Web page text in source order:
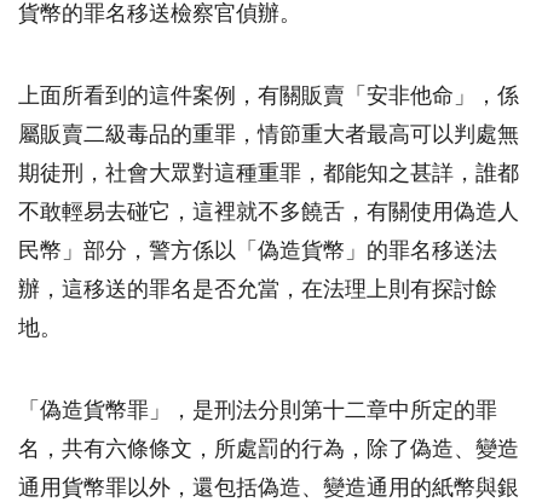
貨幣的罪名移送檢察官偵辦。
上面所看到的這件案例，有關販賣「安非他命」，係
屬販賣二級毒品的重罪，情節重大者最高可以判處無
期徒刑，社會大眾對這種重罪，都能知之甚詳，誰都
不敢輕易去碰它，這裡就不多饒舌，有關使用偽造人
民幣」部分，警方係以「偽造貨幣」的罪名移送法
辦，這移送的罪名是否允當，在法理上則有探討餘
地。
「偽造貨幣罪」，是刑法分則第十二章中所定的罪
名，共有六條條文，所處罰的行為，除了偽造、變造
通用貨幣罪以外，還包括偽造、變造通用的紙幣與銀